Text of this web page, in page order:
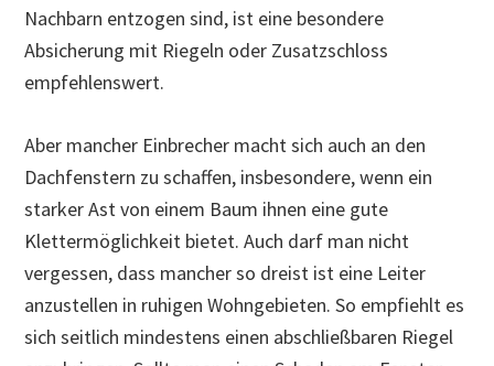
Nachbarn entzogen sind, ist eine besondere
Absicherung mit Riegeln oder Zusatzschloss
empfehlenswert.
Aber mancher Einbrecher macht sich auch an den
Dachfenstern zu schaffen, insbesondere, wenn ein
starker Ast von einem Baum ihnen eine gute
Klettermöglichkeit bietet. Auch darf man nicht
vergessen, dass mancher so dreist ist eine Leiter
anzustellen in ruhigen Wohngebieten. So empfiehlt es
sich seitlich mindestens einen abschließbaren Riegel